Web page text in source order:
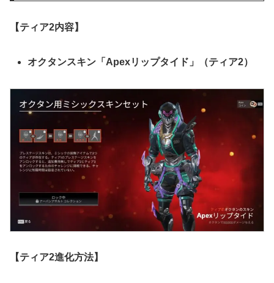
【ティア2内容】
オクタンスキン「Apexリップタイド」（ティア2）
【ティア2進化方法】